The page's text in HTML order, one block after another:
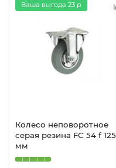
Ваша выгода 23 р
Колесо неповоротное
серая резина FC 54 f 125
мм